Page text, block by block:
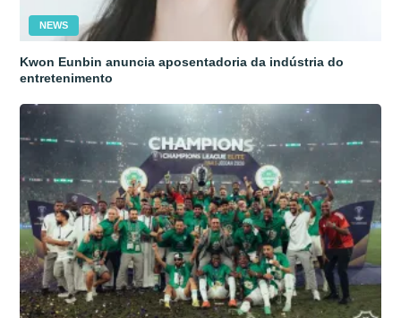
NEWS
Kwon Eunbin anuncia aposentadoria da indústria do
entretenimento